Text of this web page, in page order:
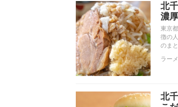
北
濃
東京
徴の
のま
ラー
北